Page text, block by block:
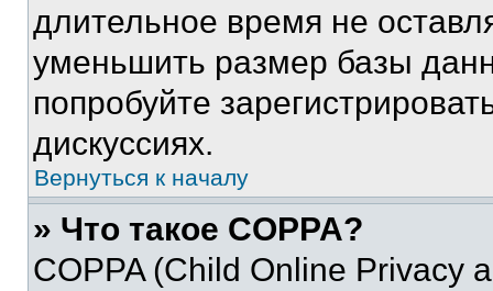
длительное время не
уменьшить размер базы
попробуйте
дискуссиях.
Вернуться к началу
» Что такое COPPA?
COPPA (Child Online Privacy